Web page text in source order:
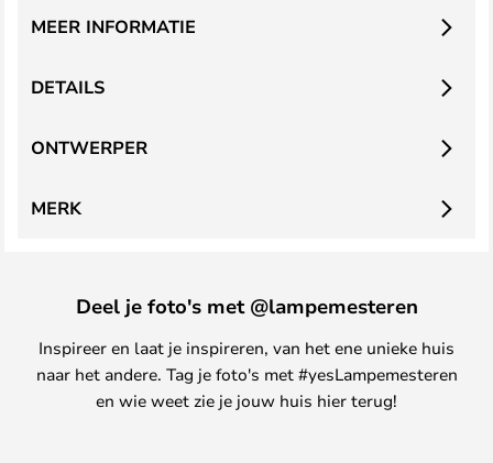
DETAILS
MEER INFORMATIE
ONTWERPER
MERK
Deel je foto's met @lampemesteren
Inspireer en laat je inspireren, van het ene unieke huis
naar het andere. Tag je foto's met #yesLampemesteren
en wie weet zie je jouw huis hier terug!